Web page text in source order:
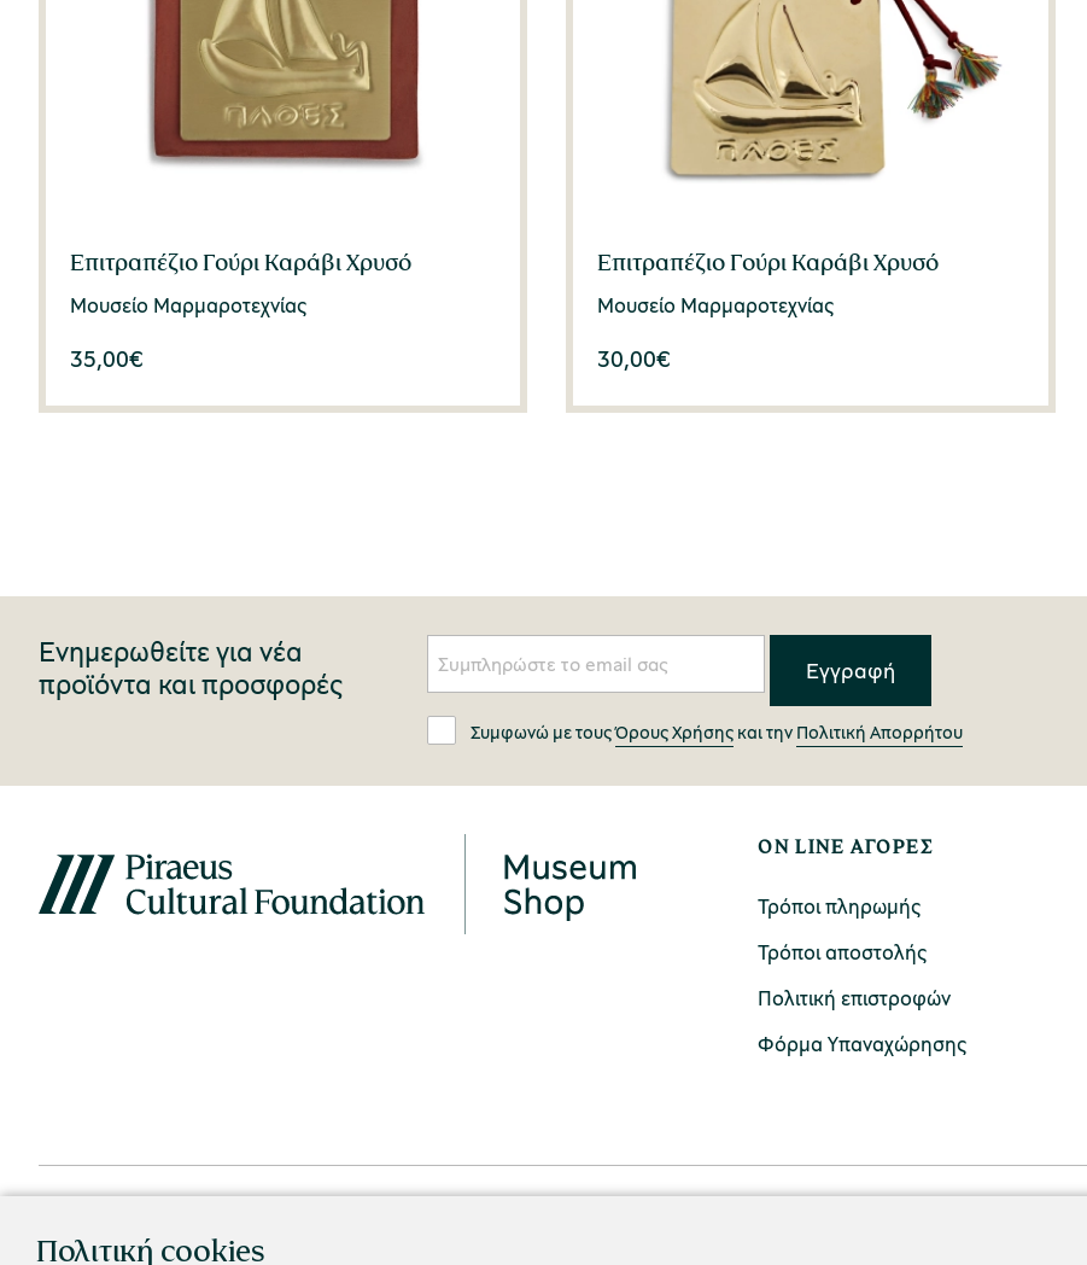
Επιτραπέζιο Γούρι Καράβι Χρυσό
Μουσείο Μαρμαροτεχνίας
35,00€
Επιτραπέζιο Γούρι Καράβι Χρυσό
Μουσείο Μαρμαροτεχνίας
30,00€
Ενημερωθείτε για νέα
προϊόντα και προσφορές
Συμφωνώ με τουςΌρους Χρήσης και την Πολιτική Απορρήτου
ON LINE ΑΓΟΡΕΣ
Τρόποι πληρωμής
Τρόποι αποστολής
Πολιτική επιστροφών
Φόρμα Υπαναχώρησης
Πολιτική cookies